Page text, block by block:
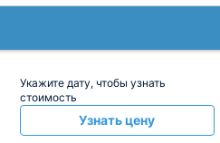
Укажите дату, чтобы узнать
стоимость
Узнать цену